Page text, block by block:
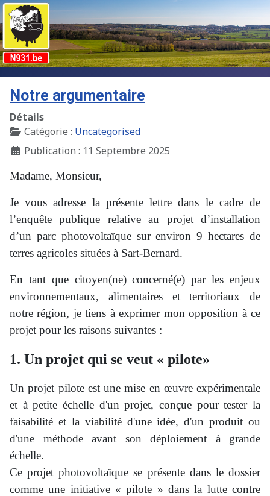
Notre argumentaire
Détails
Catégorie : Uncategorised
Publication : 11 Septembre 2025
Madame, Monsieur,
Je vous adresse la présente lettre dans le cadre de
l’enquête publique relative au projet d’installation
d’un parc photovoltaïque sur environ 9 hectares de
terres agricoles situées à Sart-Bernard.
En tant que citoyen(ne) concerné(e) par les enjeux
environnementaux, alimentaires et territoriaux de
notre région, je tiens à exprimer mon opposition à ce
projet pour les raisons suivantes :
1. Un projet qui se veut « pilote»
Un projet pilote est une mise en œuvre expérimentale
et à petite échelle d'un projet, conçue pour tester la
faisabilité et la viabilité d'une idée, d'un produit ou
d'une méthode avant son déploiement à grande
échelle.
Ce projet photovoltaïque se présente dans le dossier
comme une initiative « pilote » dans la lutte contre